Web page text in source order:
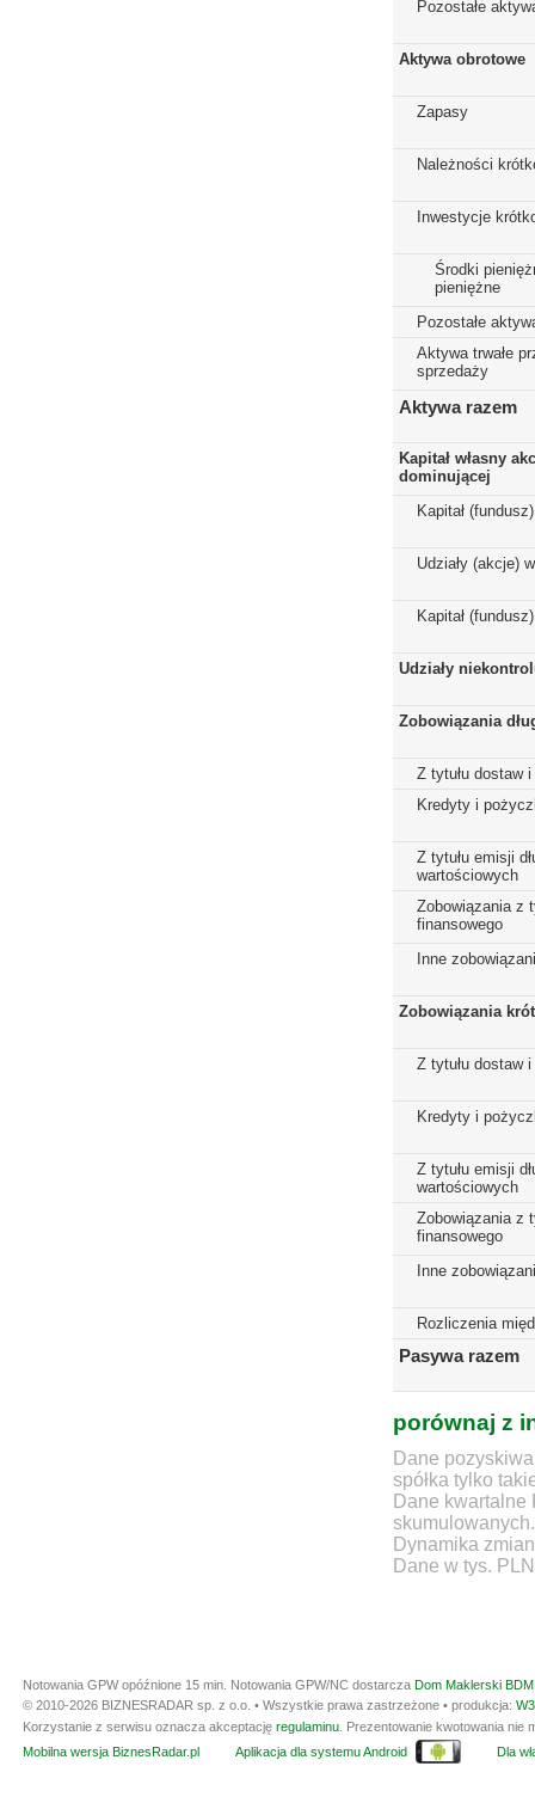
Pozostałe
Aktywa obrotowe
Zapasy
Należności
Inwestycje
Środki
pieniężne
Pozostałe
Aktywa trwałe
sprzedaży
Aktywa razem
Kapitał własny
dominującej
Kapitał
Udziały (akcje)
Kapitał
Udziały
Zobowiązania
Z tytułu dostaw i
Kredyty i
Z tytułu emisji
wartościowych
Zobowiązania z
finansowego
Inne
Zobowiązania
Z tytułu dostaw i
Kredyty i
Z tytułu emisji
wartościowych
Zobowiązania z
finansowego
Inne
Rozliczenia
Pasywa razem
porównaj z
Dane
spółka tylko
Dane
skumulowanych.
Dynamika
Dane w tys. PLN
Notowania GPW opóźnione 15 min. Notowania GPW/NC dostarcza Dom Maklerski
© 2010-2026 BIZNESRADAR sp. z o.o. • Wszystkie prawa zastrzeżone • produkcja:
Korzystanie z serwisu oznacza akceptację regulaminu . Prezentowanie kwotowania
Mobilna wersja BiznesRadar.pl
Aplikacja dla systemu Android Dla